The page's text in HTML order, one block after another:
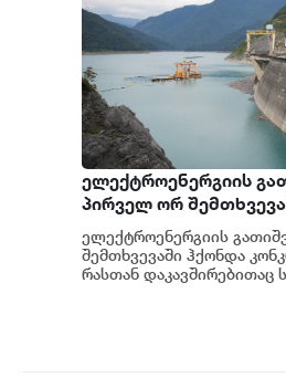
ელექტროენერგიის
პირველ ორ
დაკავშირებით სუს-ში
გამოძიება და
მოგვიანებით
ელექტროენერგიის
შემთხვევაში ჰქონდა
რასთან დაკავშირებითაც